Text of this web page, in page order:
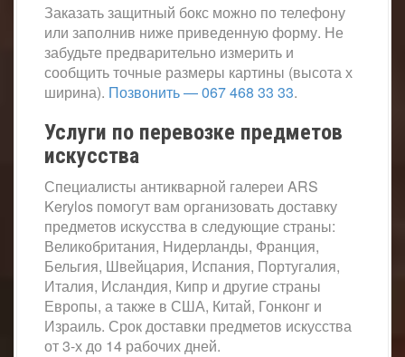
Заказать защитный бокс можно по телефону
или заполнив ниже приведенную форму. Не
забудьте предварительно измерить и
сообщить точные размеры картины (высота х
ширина). Позвонить — 067 468 33 33.
Услуги по перевозке предметов
искусства
Специалисты антикварной галереи ARS
Kerylos помогут вам организовать доставку
предметов искусства в следующие страны:
Великобритания, Нидерланды, Франция,
Бельгия, Швейцария, Испания, Португалия,
Италия, Исландия, Кипр и другие страны
Европы, а также в США, Китай, Гонконг и
Израиль. Срок доставки предметов искусства
от 3-х до 14 рабочих дней.